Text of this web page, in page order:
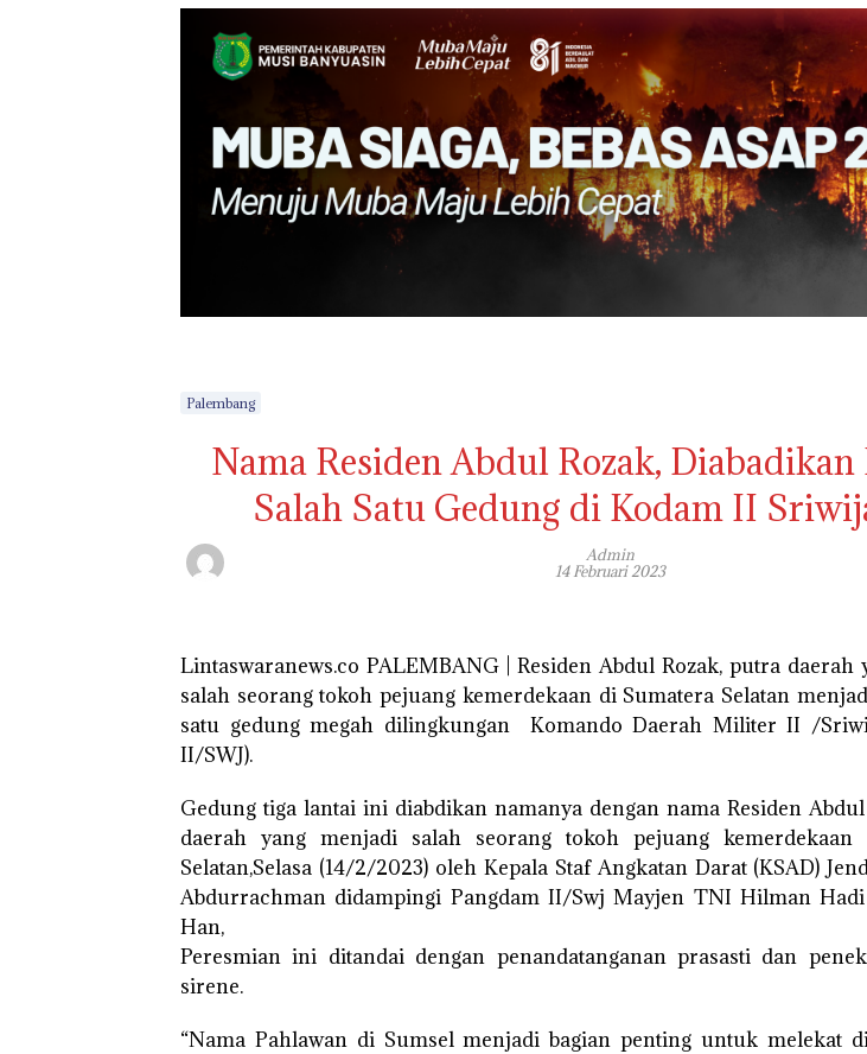
Palembang
Nama Residen Abdul Rozak, Diabadikan
Salah Satu Gedung di Kodam II
Admin
14 Februari 2023
Lintaswaranews.co PALEMBANG | Residen Abdul Rozak, putra daerah
salah seorang tokoh pejuang kemerdekaan di Sumatera Selatan
satu gedung megah dilingkungan Komando Daerah Militer II /
II/SWJ).
Gedung tiga lantai ini diabdikan namanya dengan nama Residen
daerah yang menjadi salah seorang tokoh pejuang kemerdekaan
Selatan,Selasa (14/2/2023) oleh Kepala Staf Angkatan Darat (KSAD)
Abdurrachman didampingi Pangdam II/Swj Mayjen TNI Hilman
Han,
Peresmian ini ditandai dengan penandatanganan prasasti dan
sirene.
“Nama Pahlawan di Sumsel menjadi bagian penting untuk melekat